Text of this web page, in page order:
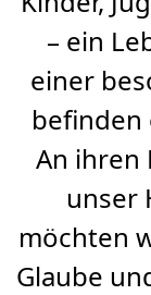
– ein
einer
An ihren
unser
möchten
Glaube